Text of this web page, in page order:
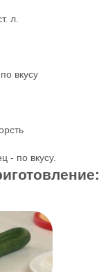
л.
вкусу
- по вкусу.